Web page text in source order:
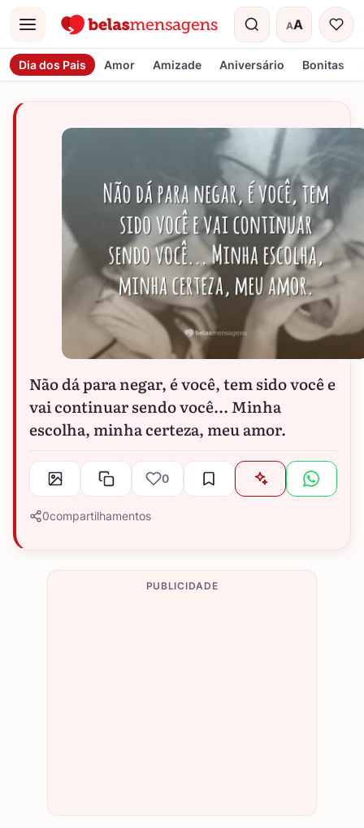
Menu AA
Tamanho do
Dia dos Pais Amor Amizade Aniversário Bonitas
Não dá para negar, é você, tem sido você e
vai continuar sendo você... Minha
escolha, minha certeza, meu amor.
0
0compartilhamentos
PUBLICIDADE